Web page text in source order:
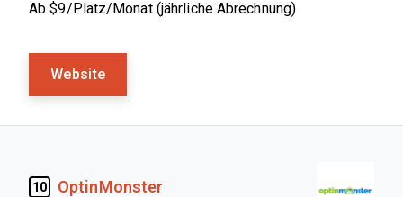
Ab $9/Platz/Monat (jährliche Abrechnung)
Website
10 OptinMonster